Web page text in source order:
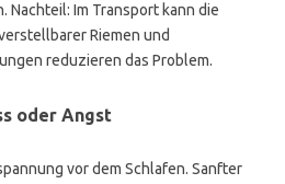
Nachteil: Im Transport kann die
Riemen und
reduzieren das Problem.
oder Angst
vor dem Schlafen. Sanfter